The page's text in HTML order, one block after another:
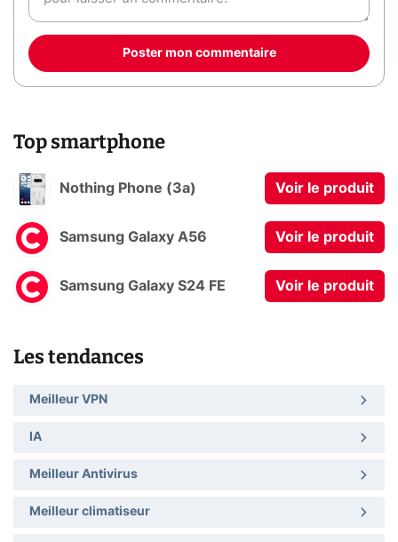
Poster mon commentaire
Top smartphone
Nothing Phone (3a) Voir le produit
Samsung Galaxy A56 Voir le produit
Samsung Galaxy S24 FE Voir le produit
Les tendances
Meilleur VPN
IA
Meilleur Antivirus
Meilleur climatiseur